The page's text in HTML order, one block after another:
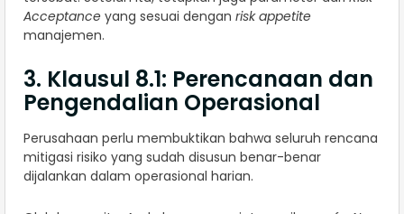
Acceptance yang sesuai dengan risk appetite
manajemen.
3. Klausul 8.1: Perencanaan dan
Pengendalian Operasional
Perusahaan perlu membuktikan bahwa seluruh rencana
mitigasi risiko yang sudah disusun benar-benar
dijalankan dalam operasional harian.